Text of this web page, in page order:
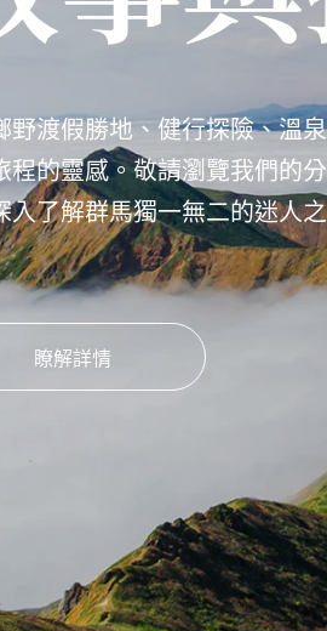
野渡假勝地、健行探險、溫
程的靈感。敬請瀏覽我們的
入了解群馬獨一無二的迷人
瞭解詳情